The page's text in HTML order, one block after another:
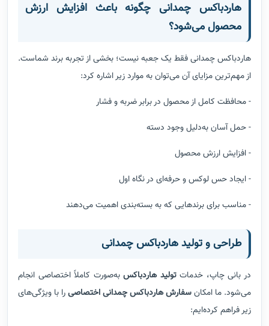
هاردباکس چمدانی چگونه باعث افزایش ارزش
محصول می‌شود؟
هاردباکس چمدانی فقط یک جعبه نیست؛ بخشی از تجربه برند شماست.
از مهم‌ترین مزایای آن می‌توان به موارد زیر اشاره کرد:
- محافظت کامل از محصول در برابر ضربه و فشار
- حمل آسان به‌دلیل وجود دسته
- افزایش ارزش محصول
- ایجاد حس لوکس و حرفه‌ای در نگاه اول
- مناسب برای برندهایی که به بسته‌بندی اهمیت می‌دهند
طراحی و تولید هاردباکس چمدانی
در بانی چاپ، خدماتتولید هاردباکسبه‌صورت کاملاً اختصاصی انجام
می‌شود. ما امکانسفارش هاردباکس چمدانی اختصاصیرا با ویژگی‌های
زیر فراهم کرده‌ایم: